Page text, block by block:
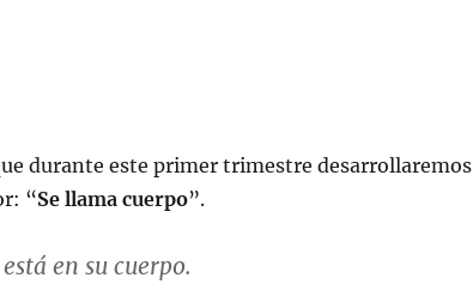
durante este primer trimestre desarrollaremos
“Se llama cuerpo”.
en su cuerpo.